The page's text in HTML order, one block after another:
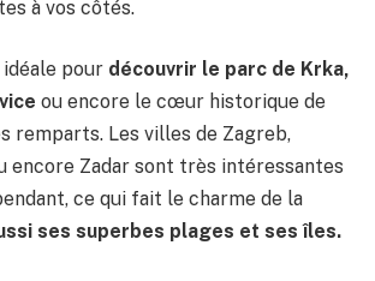
à vos côtés.
idéale pour découvrir le parc de Krka,
ou encore le cœur historique de
remparts. Les villes de Zagreb,
encore Zadar sont très intéressantes
ce qui fait le charme de la
ses superbes plages et ses îles.